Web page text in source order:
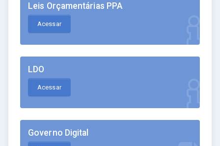
Leis Orçamentárias PPA
Acessar
LDO
Acessar
Governo Digital